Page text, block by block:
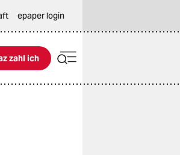
epaper login
ich
zahl ich